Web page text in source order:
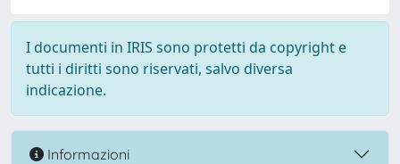
I documenti in IRIS sono protetti da copyright e
tutti i diritti sono riservati, salvo diversa
indicazione.
Informazioni